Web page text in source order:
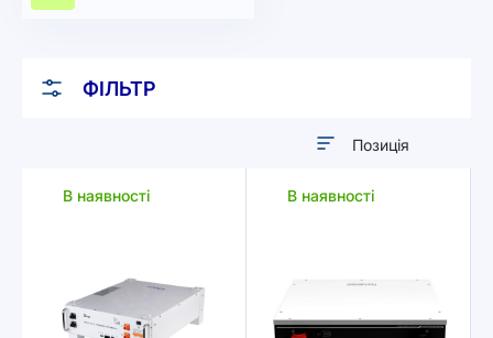
Сортувати
порядку
В наявності В наявності
ФІЛЬТР